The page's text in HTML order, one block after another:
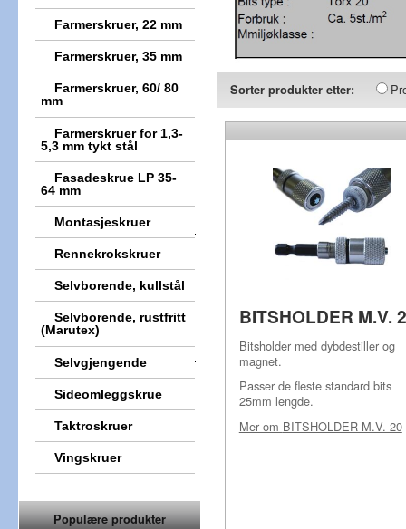
Farmerskruer, 22 mm
Farmerskruer, 35 mm
Farmerskruer, 60/ 80
mm
Farmerskruer for 1,3-
5,3 mm tykt stål
Fasadeskrue LP 35-
64 mm
Montasjeskruer
Rennekrokskruer
Selvborende, kullstål
Selvborende, rustfritt
(Marutex)
Selvgjengende
Sideomleggskrue
Taktroskruer
Vingskruer
Populære produkter
Sorter produkter etter:
BITSHOLDER M.V.
Bitsholder med dybdestiller og
magnet.
Passer de fleste standard bits
25mm lengde.
Mer om BITSHOLDER M.V. 20